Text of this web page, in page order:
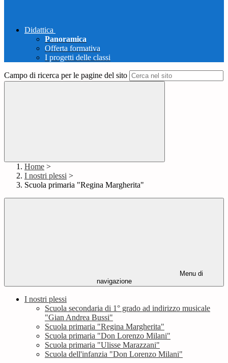
Didattica
Panoramica
Offerta formativa
I progetti delle classi
Campo di ricerca per le pagine del sito
Home >
I nostri plessi >
Scuola primaria "Regina Margherita"
Menu di
navigazione
I nostri plessi
Scuola secondaria di 1° grado ad indirizzo musicale
"Gian Andrea Bussi"
Scuola primaria "Regina Margherita"
Scuola primaria "Don Lorenzo Milani"
Scuola primaria "Ulisse Marazzani"
Scuola dell'infanzia "Don Lorenzo Milani"